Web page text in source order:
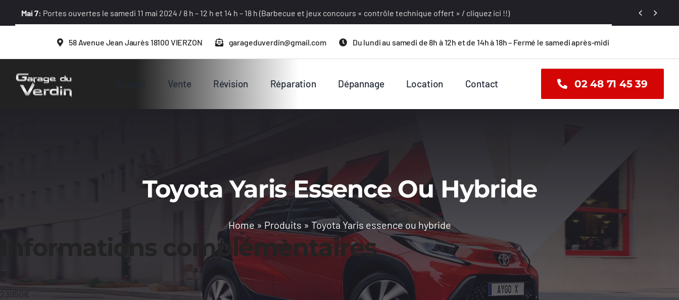
Mai 7: Portes ouvertes le samedi 11 mai 2024 / 8 h – 12 h et 14 h – 18 h (Barbecue et jeux concours « contrôle technique offert » / cliquez ici !!)  
58 Avenue Jean Jaurès 18100 VIERZON garageduverdin@gmail.com Du lundi au samedi de 8h à 12h et de 14h à 18h – Fermé le samedi après-midi
Vente Révision Réparation Dépannage Location Contact 02 48 71 45 39
Toyota Yaris Essence Ou Hybride
Home » Produits » Toyota Yaris essence ou hybride
Informations complémentaires
23950€